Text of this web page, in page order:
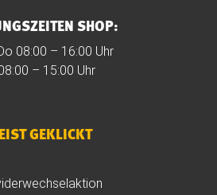
SHOP:
08:00 – 16:00 Uhr
– 15:00 Uhr
GEKLICKT